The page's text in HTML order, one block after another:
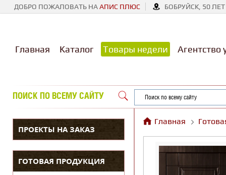
ДОБРО ПОЖАЛОВАТЬ НААПИС ПЛЮС БОБРУЙСК, 50
Главная Каталог Товары недели Агентство
ПОИСК ПО ВСЕМУ САЙТУ
ПРОЕКТЫ НА ЗАКАЗ
ГОТОВАЯ ПРОДУКЦИЯ
Главная